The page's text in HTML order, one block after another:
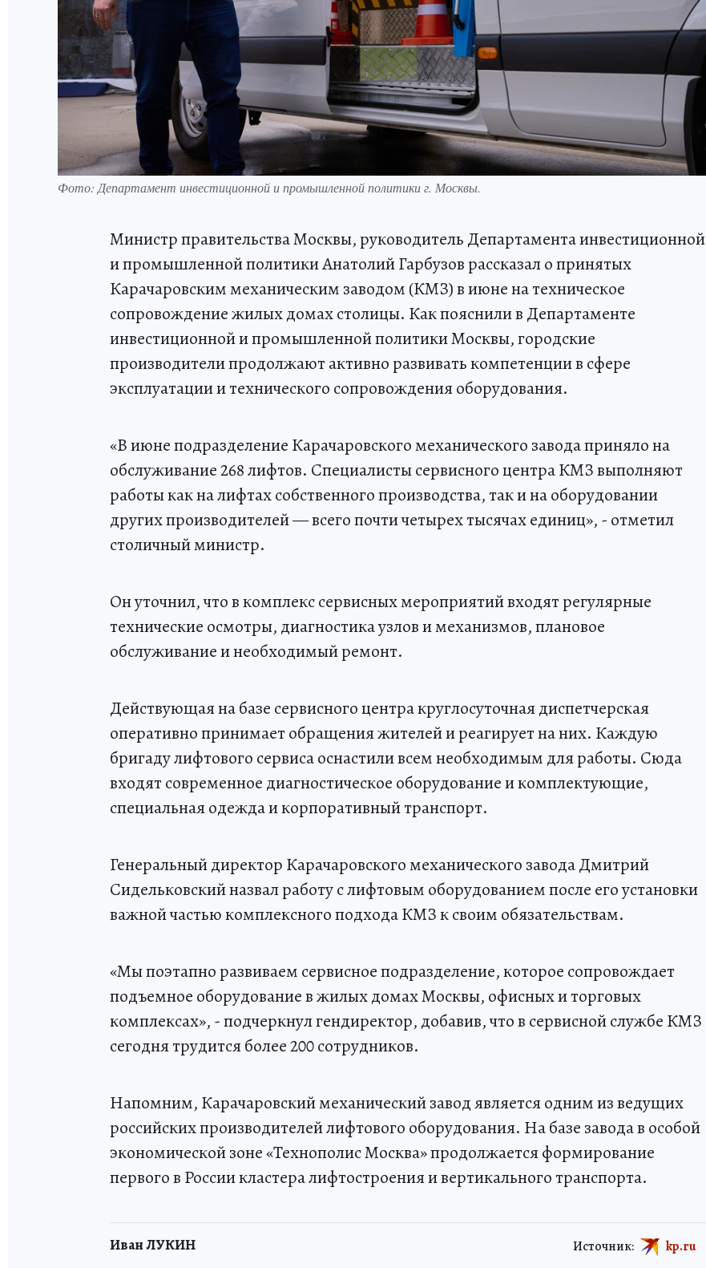
Фото: Департамент инвестиционной и промышленной политики г. Москвы.
Министр правительства Москвы, руководитель Департамента инвестиционной
и промышленной политики Анатолий Гарбузов рассказал о принятых
Карачаровским механическим заводом (КМЗ) в июне на техническое
сопровождение жилых домах столицы. Как пояснили в Департаменте
инвестиционной и промышленной политики Москвы, городские
производители продолжают активно развивать компетенции в сфере
эксплуатации и технического сопровождения оборудования.
«В июне подразделение Карачаровского механического завода приняло на
обслуживание 268 лифтов. Специалисты сервисного центра КМЗ выполняют
работы как на лифтах собственного производства, так и на оборудовании
других производителей — всего почти четырех тысячах единиц», - отметил
столичный министр.
Он уточнил, что в комплекс сервисных мероприятий входят регулярные
технические осмотры, диагностика узлов и механизмов, плановое
обслуживание и необходимый ремонт.
Действующая на базе сервисного центра круглосуточная диспетчерская
оперативно принимает обращения жителей и реагирует на них. Каждую
бригаду лифтового сервиса оснастили всем необходимым для работы. Сюда
входят современное диагностическое оборудование и комплектующие,
специальная одежда и корпоративный транспорт.
Генеральный директор Карачаровского механического завода Дмитрий
Сидельковский назвал работу с лифтовым оборудованием после его установки
важной частью комплексного подхода КМЗ к своим обязательствам.
«Мы поэтапно развиваем сервисное подразделение, которое сопровождает
подъемное оборудование в жилых домах Москвы, офисных и торговых
комплексах», - подчеркнул гендиректор, добавив, что в сервисной службе КМЗ
сегодня трудится более 200 сотрудников.
Напомним, Карачаровский механический завод является одним из ведущих
российских производителей лифтового оборудования. На базе завода в особой
экономической зоне «Технополис Москва» продолжается формирование
первого в России кластера лифтостроения и вертикального транспорта.
Иван ЛУКИН Источник: kp.ru